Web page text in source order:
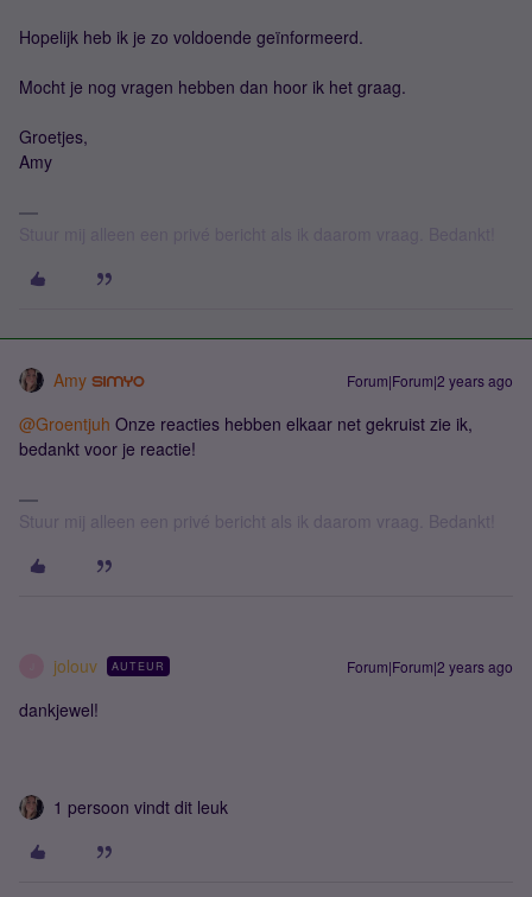
Hopelijk heb ik je zo voldoende geïnformeerd.
Mocht je nog vragen hebben dan hoor ik het graag.
Groetjes,
Amy
Amy Forum|Forum|2 years ago
@Groentjuh Onze reacties hebben elkaar net gekruist zie ik,
bedankt voor je reactie!
Stuur mij alleen een privé bericht als ik daarom vraag. Bedankt!
jolouv AUTEUR Forum|Forum|2 years ago
dankjewel!
1 persoon vindt dit leuk